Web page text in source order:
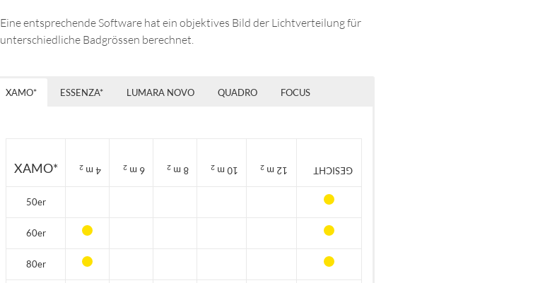
Eine entsprechende Software hat ein objektives Bild der Lichtverteilung für
unterschiedliche Badgrössen berechnet.
XAMO* ESSENZA* LUMARA NOVO QUADRO FOCUS
XAMO* 4 m
2 6 m
2 8 m
2 10 m
2 12 m
2 GESICHT
50er
60er
80er